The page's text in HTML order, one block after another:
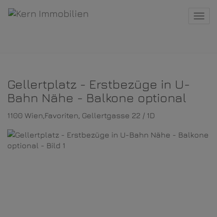
Gellertplatz - Erstbezüge in U-
Bahn Nähe - Balkone optional
1100 Wien,Favoriten , Gellertgasse 22 / 1D